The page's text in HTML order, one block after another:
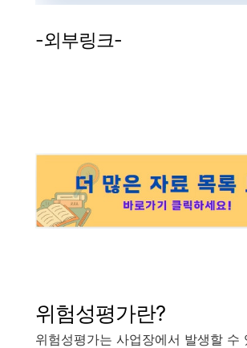
-외부링크-
위험성평가란?
위험성평가는 사업장에서 발생할 수